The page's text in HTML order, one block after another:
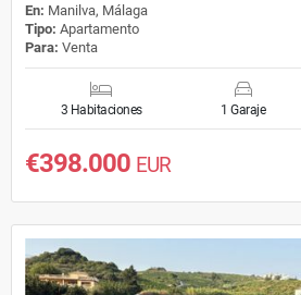
En: Manilva, Málaga
Tipo: Apartamento
Para: Venta
3 Habitaciones 1 Garaje
€398.000 EUR